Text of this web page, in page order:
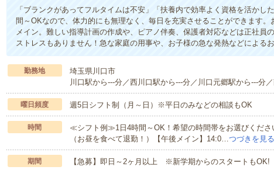
「ブランクがあってフルタイムは不安」「扶養内で効率よく資格を活かし
間～OKなので、体力的にも無理なく、毎日を充実させることができます
メイン。難しい指導計画の作成や、ピアノ伴奏、保護者対応などは正社員
ストレスもありません！急な家庭の用事や、お子様の急な発熱などによる
勤務地
埼玉県川口市
川口駅から---分／西川口駅から---分／川口元郷駅から---分
曜日頻度 週5日シフト制（月～日）※平日のみなどの相談もOK
時間
≪シフト例≫1日4時間～OK！希望の時間帯をお選びくださ
（お昼を食べて退勤！）【午後メイン】14:0…つづきを見る
期間 【急募】即日～2ヶ月以上 ※新学期からのスタートもOK!